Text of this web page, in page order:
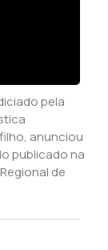
pela
anunciou
publicado na
de